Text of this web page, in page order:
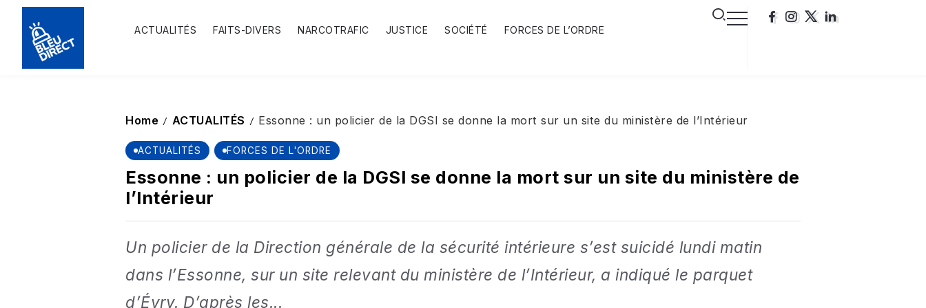
ACTUALITÉS FAITS-DIVERS NARCOTRAFIC JUSTICE SOCIÉTÉ FORCES DE L’ORDRE
Home / ACTUALITÉS / Essonne : un policier de la DGSI se donne la mort sur un site du ministère de l’Intérieur
ACTUALITÉS FORCES DE L'ORDRE
Essonne : un policier de la DGSI se donne la mort sur un site du ministère de
l’Intérieur
Un policier de la Direction générale de la sécurité intérieure s’est suicidé lundi matin
dans l’Essonne, sur un site relevant du ministère de l’Intérieur, a indiqué le parquet
d’Évry. D’après les...